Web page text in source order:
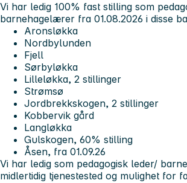
Vi har ledig 100% fast stilling som
barnehagelærer fra 01.08.2026 i disse
Aronsløkka
Nordbylunden
Fjell
Sørbyløkka
Lilleløkka, 2 stillinger
Strømsø
Jordbrekkskogen, 2 stillinger
Kobbervik gård
Langløkka
Gulskogen, 60% stilling
Åsen, fra 01.09.26
Vi har ledig som pedagogisk leder/
midlertidig tjenestested og mulighet for